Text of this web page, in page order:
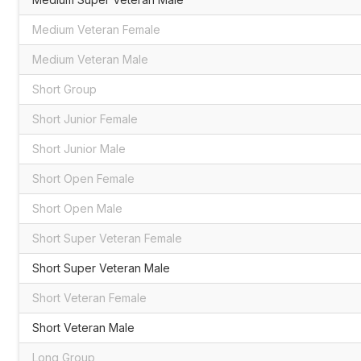
Medium Veteran Female
Medium Veteran Male
Short Group
Short Junior Female
Short Junior Male
Short Open Female
Short Open Male
Short Super Veteran Female
Short Super Veteran Male
Short Veteran Female
Short Veteran Male
Long Group